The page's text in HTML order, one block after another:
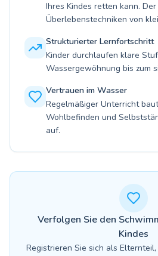
Ihres Kindes retten kann.
Überlebenstechniken von
Strukturierter Lernfortschritt
Kinder durchlaufen klare
Wassergewöhnung bis zum
Vertrauen im Wasser
Regelmäßiger Unterricht
Wohlbefinden und
auf.
Verfolgen Sie den
Kindes
Registrieren Sie sich als